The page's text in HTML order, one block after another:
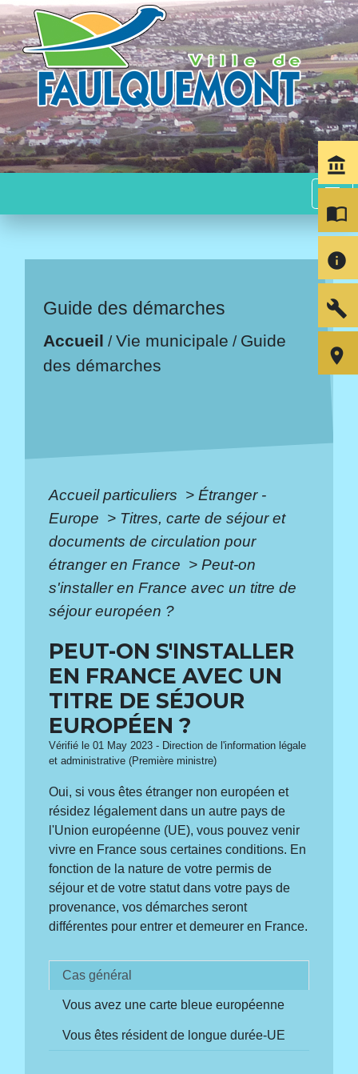
menu
Guide des démarches
Accueil /Vie municipale / Guide
des démarches
Accueil particuliers > Étranger -
Europe > Titres, carte de séjour et
documents de circulation pour
étranger en France > Peut-on
s'installer en France avec un titre de
séjour européen ?
PEUT-ON S'INSTALLER
EN FRANCE AVEC UN
TITRE DE SÉJOUR
EUROPÉEN ?
Vérifié le 01 May 2023 - Direction de l'information légale
et administrative (Première ministre)
Oui, si vous êtes étranger non européen et
résidez légalement dans un autre pays de
l'Union européenne (UE), vous pouvez venir
vivre en France sous certaines conditions. En
fonction de la nature de votre permis de
séjour et de votre statut dans votre pays de
provenance, vos démarches seront
différentes pour entrer et demeurer en France.
Cas général
Vous avez une carte bleue européenne
Vous êtes résident de longue durée-UE
account_balance
import_contacts
info
build
room